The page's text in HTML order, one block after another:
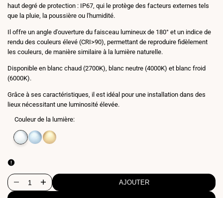
haut degré de protection : IP67, qui le protège des facteurs externes tels
que la pluie, la poussière ou l'humidité.
Il offre un angle d'ouverture du faisceau lumineux de 180° et un indice de
rendu des couleurs élevé (CRI>90), permettant de reproduire fidèlement
les couleurs, de manière similaire à la lumière naturelle.
Disponible en blanc chaud (2700K), blanc neutre (4000K) et blanc froid
(6000K).
Grâce à ses caractéristiques, il est idéal pour une installation dans des
lieux nécessitant une luminosité élevée.
Couleur de la lumière:
Variante
Blanc
4000K
Augmenter
AJOUTER